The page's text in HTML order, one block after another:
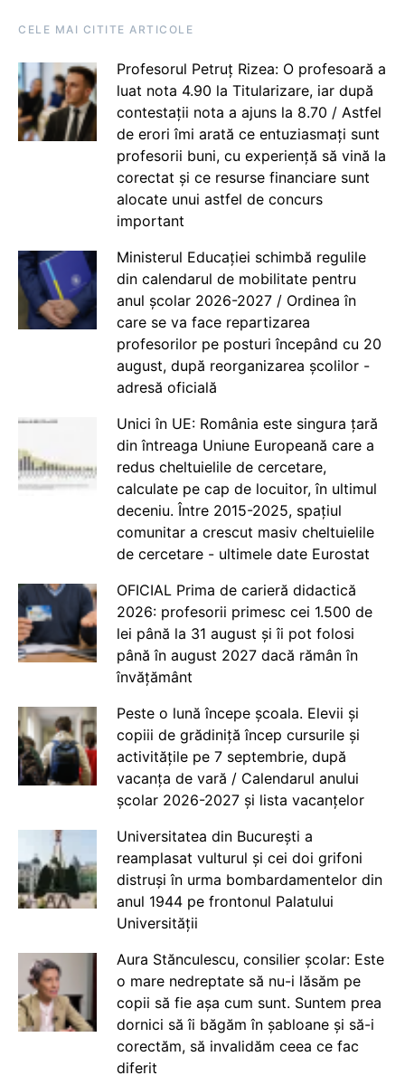
CELE MAI CITITE ARTICOLE
Profesorul Petruț Rizea: O profesoară a
luat nota 4.90 la Titularizare, iar după
contestații nota a ajuns la 8.70 / Astfel
de erori îmi arată ce entuziasmați sunt
profesorii buni, cu experiență să vină la
corectat și ce resurse financiare sunt
alocate unui astfel de concurs
important
Ministerul Educației schimbă regulile
din calendarul de mobilitate pentru
anul școlar 2026-2027 / Ordinea în
care se va face repartizarea
profesorilor pe posturi începând cu 20
august, după reorganizarea școlilor -
adresă oficială
Unici în UE: România este singura țară
din întreaga Uniune Europeană care a
redus cheltuielile de cercetare,
calculate pe cap de locuitor, în ultimul
deceniu. Între 2015-2025, spațiul
comunitar a crescut masiv cheltuielile
de cercetare - ultimele date Eurostat
OFICIAL Prima de carieră didactică
2026: profesorii primesc cei 1.500 de
lei până la 31 august și îi pot folosi
până în august 2027 dacă rămân în
învățământ
Peste o lună începe școala. Elevii și
copiii de grădiniță încep cursurile și
activitățile pe 7 septembrie, după
vacanța de vară / Calendarul anului
școlar 2026-2027 și lista vacanțelor
Universitatea din București a
reamplasat vulturul și cei doi grifoni
distruși în urma bombardamentelor din
anul 1944 pe frontonul Palatului
Universității
Aura Stănculescu, consilier școlar: Este
o mare nedreptate să nu-i lăsăm pe
copii să fie așa cum sunt. Suntem prea
dornici să îi băgăm în șabloane și să-i
corectăm, să invalidăm ceea ce fac
diferit